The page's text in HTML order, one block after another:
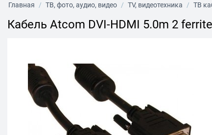
Главная / ТВ, фото, аудио, видео / TV, видеотехника / ТВ
Кабель Atcom DVI-HDMI 5.0m 2